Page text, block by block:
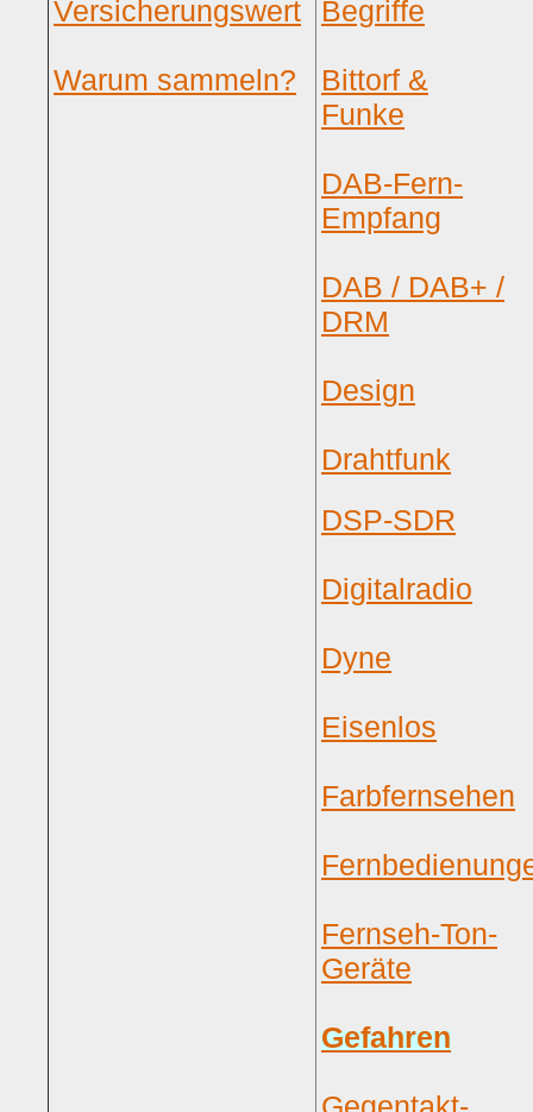
Versicherungswert
Warum sammeln?
Begriffe
Bittorf &
Funke
DAB-Fern-
Empfang
DAB / DAB+ /
DRM
Design
Drahtfunk
DSP-SDR
Digitalradio
Dyne
Eisenlos
Farbfernsehen
Fernseh-Ton-
Geräte
Gefahren